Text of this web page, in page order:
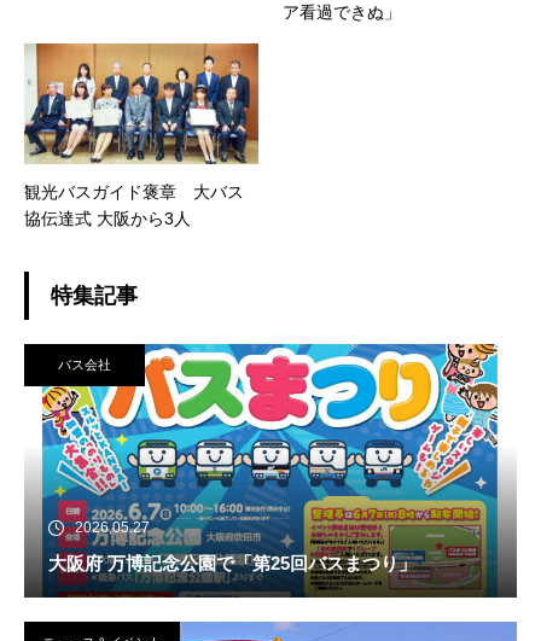
ア看過できぬ」
観光バスガイド褒章 大バス
協伝達式 大阪から3人
特集記事
バス会社
2026.05.27
大阪府 万博記念公園で「第25回バスまつり」